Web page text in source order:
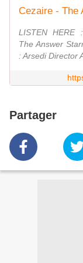
Cezaire - The
LISTEN HERE
The Answer
: Arsedi Director
Partager